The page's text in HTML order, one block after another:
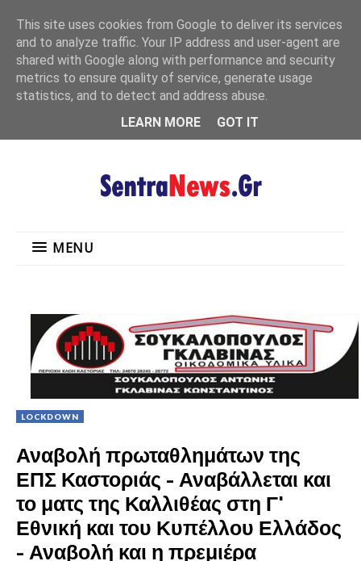
MENU
MENU
LOCKDOWN
Αναβολή πρωταθλημάτων της
ΕΠΣ Καστοριάς - Αναβάλλεται και
το ματς της Καλλιθέας στη Γ'
Εθνική και του Κυπέλλου Ελλάδος
- Αναβολή και η πρεμιέρα
This site uses cookies from Google to deliver its services
and to analyze traffic. Your IP address and user-agent are
shared with Google along with performance and security
metrics to ensure quality of service, generate usage
statistics, and to detect and address abuse.
LEARN MORE
GOT IT